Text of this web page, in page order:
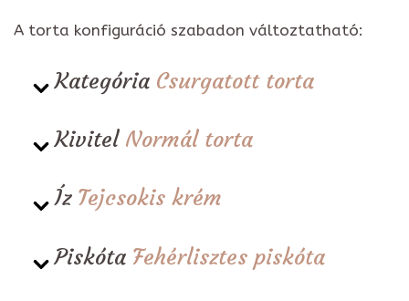
A torta konfiguráció szabadon változtatható:
Kategória Csurgatott torta
Kivitel Normál torta
Íz Tejcsokis krém
Piskóta Fehérlisztes piskóta